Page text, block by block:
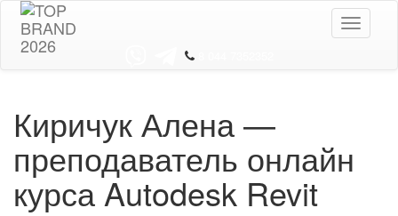
Toggle
Киричук Алена —
преподаватель онлайн
курса Autodesk Revit